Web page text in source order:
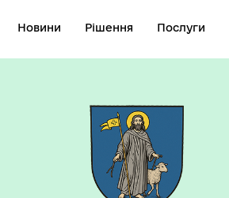
Новини Рішення Послуги
Виконком